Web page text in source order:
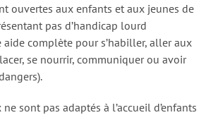
ouvertes aux enfants et aux jeunes de
pas d’handicap lourd
aide complète pour s’habiller, aller aux
se nourrir, communiquer ou avoir
sont pas adaptés à l’accueil d’enfants